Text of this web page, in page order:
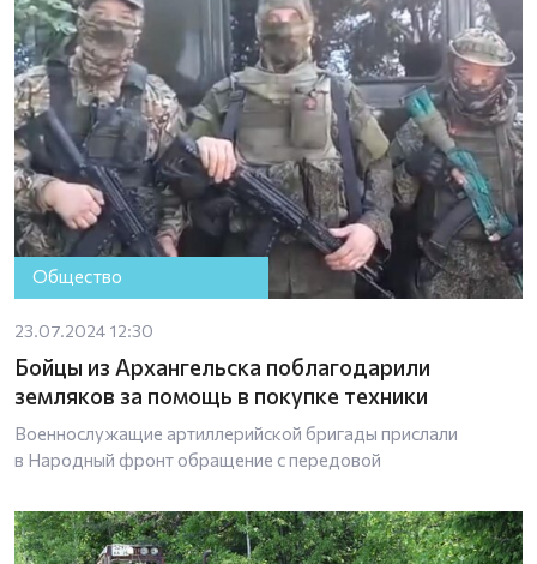
Общество
23.07.2024 12:30
Бойцы из Архангельска поблагодарили
земляков за помощь в покупке техники
Военнослужащие артиллерийской бригады прислали
в Народный фронт обращение с передовой